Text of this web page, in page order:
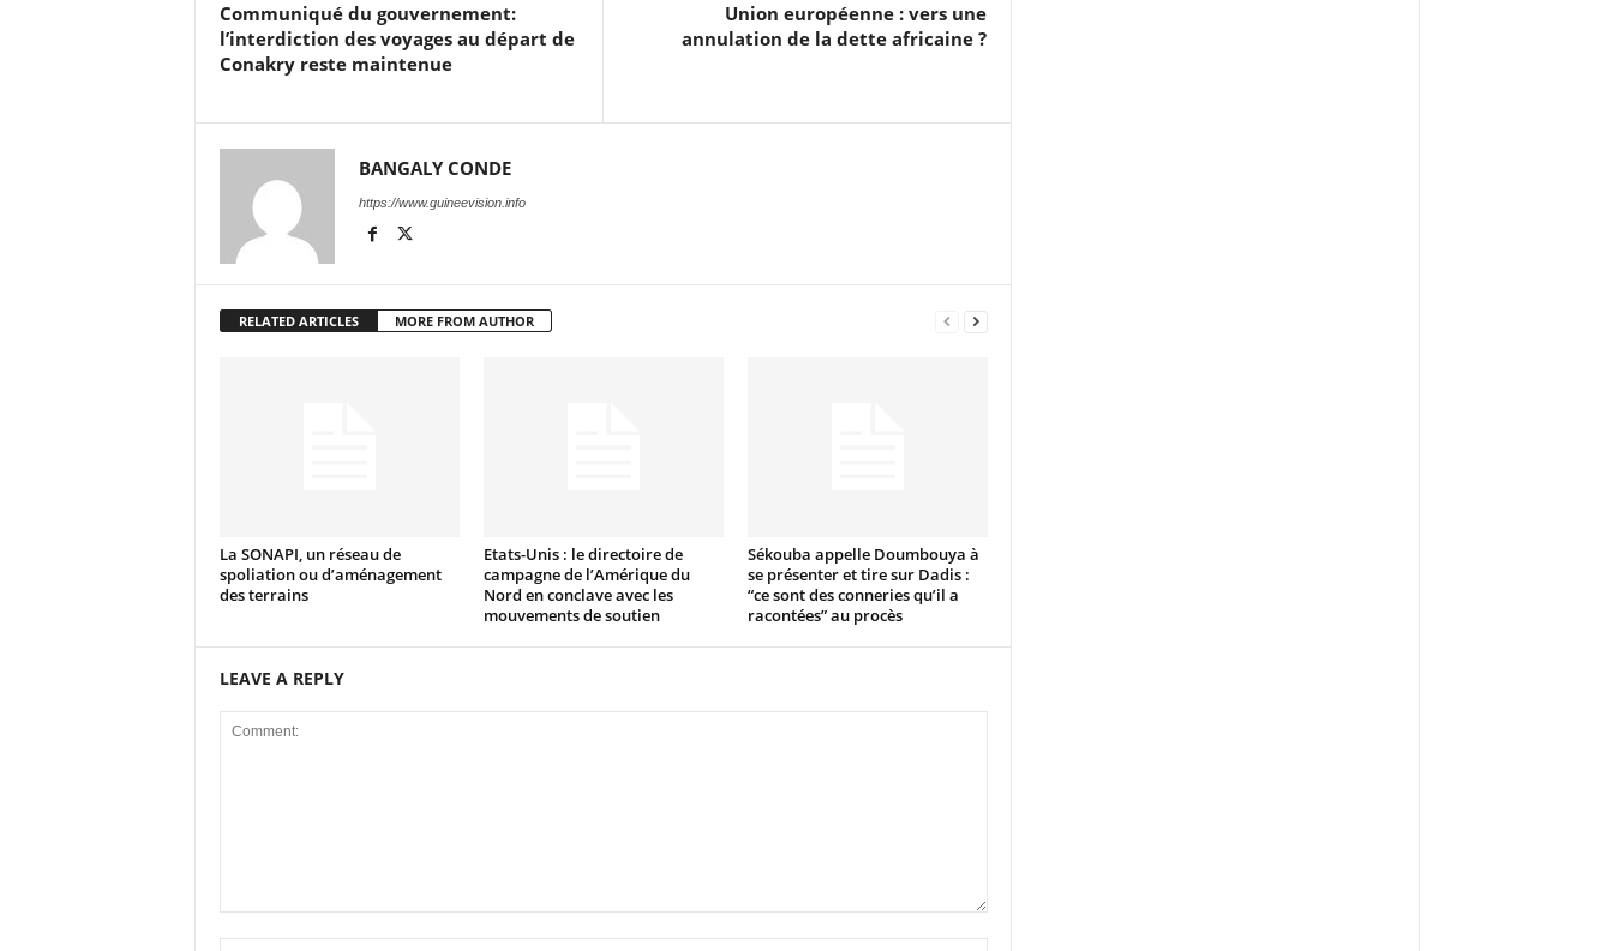
Communiqué du gouvernement:
l’interdiction des voyages au départ de
Conakry reste maintenue
Union européenne : vers une
annulation de la dette africaine ?
BANGALY CONDE
https://www.guineevision.info
RELATED ARTICLES MORE FROM AUTHOR
La SONAPI, un réseau de
spoliation ou d’aménagement
des terrains
Etats-Unis : le directoire de
campagne de l’Amérique du
Nord en conclave avec les
mouvements de soutien
Sékouba appelle Doumbouya à
se présenter et tire sur Dadis :
“ce sont des conneries qu’il a
racontées” au procès
LEAVE A REPLY